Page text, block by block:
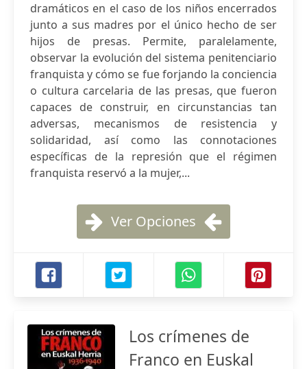
dramáticos en el caso de los niños encerrados
junto a sus madres por el único hecho de ser
hijos de presas. Permite, paralelamente,
observar la evolución del sistema penitenciario
franquista y cómo se fue forjando la conciencia
o cultura carcelaria de las presas, que fueron
capaces de construir, en circunstancias tan
adversas, mecanismos de resistencia y
solidaridad, así como las connotaciones
específicas de la represión que el régimen
franquista reservó a la mujer,...
Ver Opciones
Los crímenes de
Franco en Euskal